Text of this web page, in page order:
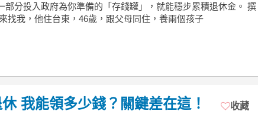
部分投入政府為你準備的「存錢罐」，就能穩步累積退休金。 撰
找我，他住台東，46歲，跟父母同住，養兩個孩子
我能領多少錢？關鍵差在這！ 收藏